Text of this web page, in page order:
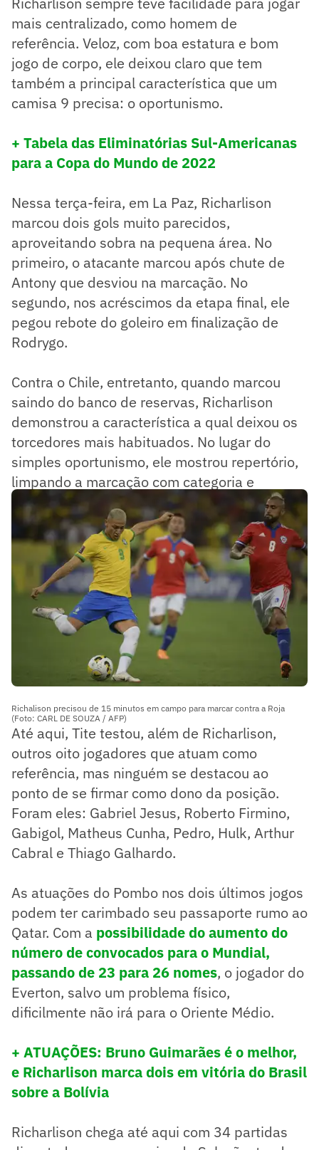
mais centralizado, como homem de
referência. Veloz, com boa estatura e bom
jogo de corpo, ele deixou claro que tem
também a principal característica que um
camisa 9 precisa: o oportunismo.
+ Tabela das Eliminatórias Sul-Americanas
para a Copa do Mundo de 2022
Nessa terça-feira, em La Paz, Richarlison
marcou dois gols muito parecidos,
aproveitando sobra na pequena área. No
primeiro, o atacante marcou após chute de
Antony que desviou na marcação. No
segundo, nos acréscimos da etapa final, ele
pegou rebote do goleiro em finalização de
Rodrygo.
Contra o Chile, entretanto, quando marcou
saindo do banco de reservas, Richarlison
demonstrou a característica a qual deixou os
torcedores mais habituados. No lugar do
simples oportunismo, ele mostrou repertório,
limpando a marcação com categoria e
batendo no canto.
Richalison precisou de 15 minutos em campo para marcar contra a Roja
(Foto: CARL DE SOUZA / AFP)
Até aqui, Tite testou, além de Richarlison,
outros oito jogadores que atuam como
referência, mas ninguém se destacou ao
ponto de se firmar como dono da posição.
Foram eles: Gabriel Jesus, Roberto Firmino,
Gabigol, Matheus Cunha, Pedro, Hulk, Arthur
Cabral e Thiago Galhardo.
As atuações do Pombo nos dois últimos jogos
podem ter carimbado seu passaporte rumo ao
Qatar. Com a possibilidade do aumento do
número de convocados para o Mundial,
passando de 23 para 26 nomes, o jogador do
Everton, salvo um problema físico,
dificilmente não irá para o Oriente Médio.
+ ATUAÇÕES: Bruno Guimarães é o melhor,
e Richarlison marca dois em vitória do Brasil
sobre a Bolívia
Richarlison chega até aqui com 34 partidas